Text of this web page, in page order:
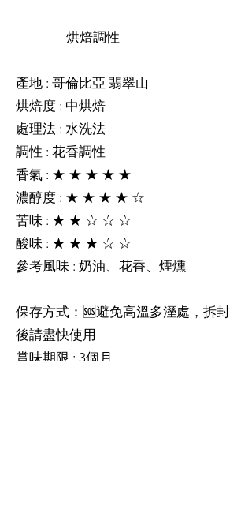
---------- 烘焙調性 ----------
產地 : 哥倫比亞 翡翠山
烘焙度 : 中烘焙
處理法 : 水洗法
調性 : 花香調性
香氣 : ★ ★ ★ ★ ★
濃醇度 : ★ ★ ★ ★ ☆
苦味 : ★ ★ ☆ ☆ ☆
酸味 : ★ ★ ★ ☆ ☆
參考風味 : 奶油、花香、煙燻
保存方式：🆘避免高溫多溼處，拆封
後請盡快使用
賞味期限 : 3個月